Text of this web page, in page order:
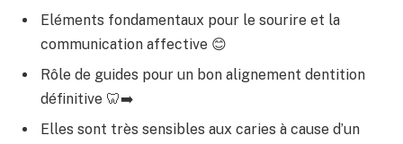
Eléments fondamentaux pour le sourire et la
communication affective 😊
Rôle de guides pour un bon alignement dentition
définitive 🦷➡️
Elles sont très sensibles aux caries à cause d’un